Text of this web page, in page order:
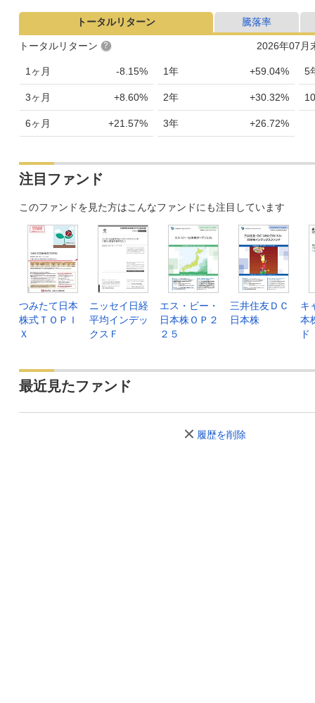
トータルリターン 騰落率
2026年07月
トータルリターン
1ヶ月 -8.15%
3ヶ月 +8.60%
6ヶ月 +21.57%
1年 +59.04%
2年 +30.32%
3年 +26.72%
5
注目ファンド
このファンドを見た方はこんなファンドにも注目しています
つみたて日本
株式ＴＯＰＩ
Ｘ
ニッセイ日経
平均インデッ
クスＦ
エス・ビー・
日本株ＯＰ２
２５
三井住友ＤＣ
日本株
キ
本
ド
最近見たファンド
履歴を削除